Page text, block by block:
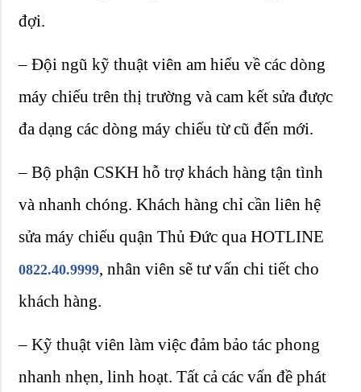
đợi.
– Đội ngũ kỹ thuật viên am hiểu về các dòng
máy chiếu trên thị trường và cam kết sửa được
đa dạng các dòng máy chiếu từ cũ đến mới.
– Bộ phận CSKH hỗ trợ khách hàng tận tình
và nhanh chóng. Khách hàng chỉ cần liên hệ
sửa máy chiếu quận Thủ Đức qua HOTLINE
0822.40.9999, nhân viên sẽ tư vấn chi tiết cho
khách hàng.
– Kỹ thuật viên làm việc đảm bảo tác phong
nhanh nhẹn, linh hoạt. Tất cả các vấn đề phát